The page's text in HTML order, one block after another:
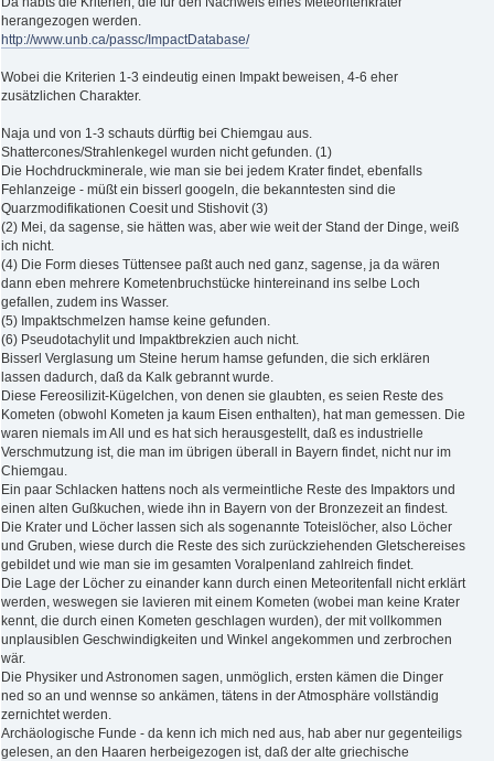
herangezogen werden.
http://www.unb.ca/passc/ImpactDatabase/
Wobei die Kriterien 1-3 eindeutig einen Impakt beweisen, 4-6 eher
zusätzlichen Charakter.
Naja und von 1-3 schauts dürftig bei Chiemgau aus.
Shattercones/Strahlenkegel wurden nicht gefunden. (1)
Die Hochdruckminerale, wie man sie bei jedem Krater findet, ebenfalls
Fehlanzeige - müßt ein bisserl googeln, die bekanntesten sind die
Quarzmodifikationen Coesit und Stishovit (3)
(2) Mei, da sagense, sie hätten was, aber wie weit der Stand der Dinge, weiß
ich nicht.
(4) Die Form dieses Tüttensee paßt auch ned ganz, sagense, ja da wären
dann eben mehrere Kometenbruchstücke hintereinand ins selbe Loch
gefallen, zudem ins Wasser.
(5) Impaktschmelzen hamse keine gefunden.
(6) Pseudotachylit und Impaktbrekzien auch nicht.
Bisserl Verglasung um Steine herum hamse gefunden, die sich erklären
lassen dadurch, daß da Kalk gebrannt wurde.
Diese Fereosilizit-Kügelchen, von denen sie glaubten, es seien Reste des
Kometen (obwohl Kometen ja kaum Eisen enthalten), hat man gemessen. Die
waren niemals im All und es hat sich herausgestellt, daß es industrielle
Verschmutzung ist, die man im übrigen überall in Bayern findet, nicht nur im
Chiemgau.
Ein paar Schlacken hattens noch als vermeintliche Reste des Impaktors und
einen alten Gußkuchen, wiede ihn in Bayern von der Bronzezeit an findest.
Die Krater und Löcher lassen sich als sogenannte Toteislöcher, also Löcher
und Gruben, wiese durch die Reste des sich zurückziehenden Gletschereises
gebildet und wie man sie im gesamten Voralpenland zahlreich findet.
Die Lage der Löcher zu einander kann durch einen Meteoritenfall nicht erklärt
werden, weswegen sie lavieren mit einem Kometen (wobei man keine Krater
kennt, die durch einen Kometen geschlagen wurden), der mit vollkommen
unplausiblen Geschwindigkeiten und Winkel angekommen und zerbrochen
wär.
Die Physiker und Astronomen sagen, unmöglich, ersten kämen die Dinger
ned so an und wennse so ankämen, tätens in der Atmosphäre vollständig
zernichtet werden.
Archäologische Funde - da kenn ich mich ned aus, hab aber nur gegenteiligs
gelesen, an den Haaren herbeigezogen ist, daß der alte griechische